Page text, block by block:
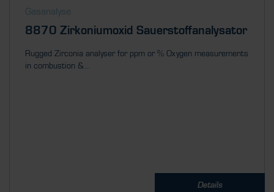
Gasanalyse
8870 Zirkoniumoxid Sauerstoffanalysator
Rugged Zirconia analyser for ppm or % Oxygen measurements
in combustion &...
Details